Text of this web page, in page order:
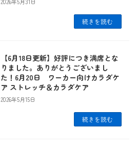
続きを読む
【6月18日更新】好評につき満席とな
りました。ありがとうございまし
た！6月20日 ワーカー向けカラダケ
ア ストレッチ＆カラダケア
2026年5月15日
続きを読む